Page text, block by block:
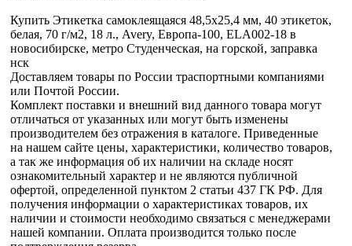
Купить Этикетка самоклеящаяся 48,5х25,4 мм, 40 этикеток,
белая, 70 г/м2, 18 л., Avery, Европа-100, ELA002-18 в
новосибирске, метро Студенческая, на горской, заправка
нск
Доставляем товары по России траспортными компаниями
или Почтой России.
Комплект поставки и внешний вид данного товара могут
отличаться от указанных или могут быть изменены
производителем без отражения в каталоге. Приведенные
на нашем сайте цены, характеристики, количество товаров,
а так же информация об их наличии на складе носят
ознакомительный характер и не являются публичной
офертой, определенной пунктом 2 статьи 437 ГК РФ. Для
получения информации о характеристиках товаров, их
наличии и стоимости необходимо связаться с менеджерами
нашей компании. Оплата производится только после